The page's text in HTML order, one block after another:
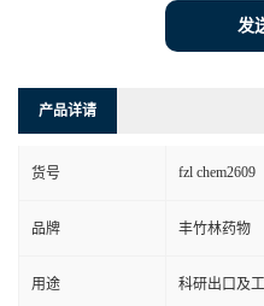
发
产品详请
货号 fzl chem2609
品牌 丰竹林药物
用途 科研出口及